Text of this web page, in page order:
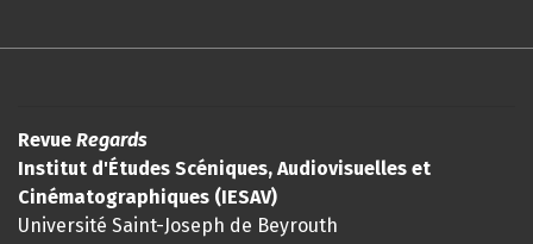
Revue Regards
Institut d'Études Scéniques, Audiovisuelles et
Cinématographiques (IESAV)
Université Saint-Joseph de Beyrouth